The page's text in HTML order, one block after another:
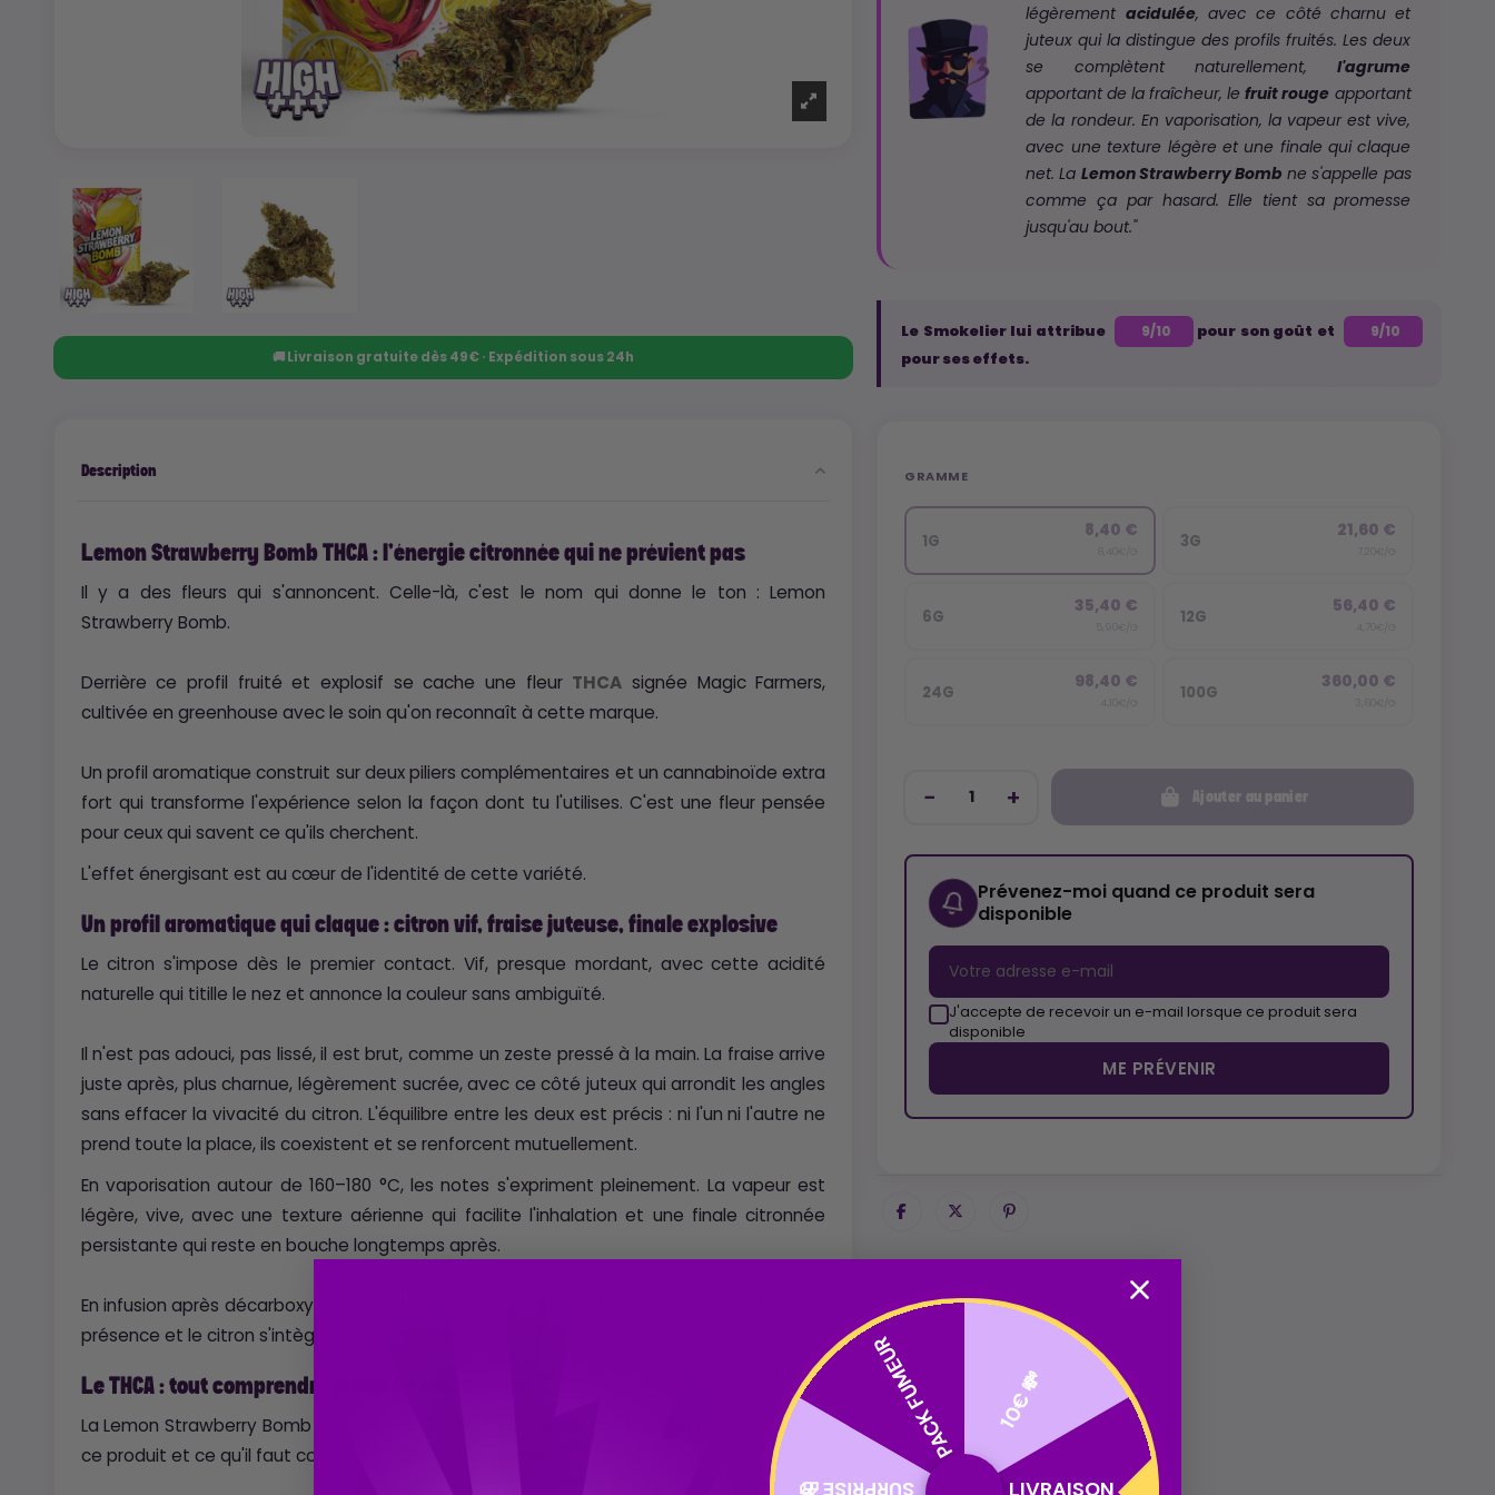
🚚 Livraison gratuite dès 49€ · Expédition sous 24h
Description
Lemon Strawberry Bomb THCA : l'énergie citronnée qui ne prévient pas
Il y a des fleurs qui s'annoncent. Celle-là, c'est le nom qui donne le ton : Lemon
Strawberry Bomb.
Derrière ce profil fruité et explosif se cache une fleur THCA signée Magic Farmers,
cultivée en greenhouse avec le soin qu'on reconnaît à cette marque.
Un profil aromatique construit sur deux piliers complémentaires et un cannabinoïde extra
fort qui transforme l'expérience selon la façon dont tu l'utilises. C'est une fleur pensée
pour ceux qui savent ce qu'ils cherchent.
L'effet énergisant est au cœur de l'identité de cette variété.
Un profil aromatique qui claque : citron vif, fraise juteuse, finale explosive
Le citron s'impose dès le premier contact. Vif, presque mordant, avec cette acidité
naturelle qui titille le nez et annonce la couleur sans ambiguïté.
Il n'est pas adouci, pas lissé, il est brut, comme un zeste pressé à la main. La fraise arrive
juste après, plus charnue, légèrement sucrée, avec ce côté juteux qui arrondit les angles
sans effacer la vivacité du citron. L'équilibre entre les deux est précis : ni l'un ni l'autre ne
prend toute la place, ils coexistent et se renforcent mutuellement.
En vaporisation autour de 160–180 °C, les notes s'expriment pleinement. La vapeur est
légère, vive, avec une texture aérienne qui facilite l'inhalation et une finale citronnée
persistante qui reste en bouche longtemps après.
En infusion après décarboxylation, le profil se fait plus doux, la fraise prend davantage de
présence et le citron s'intègre en fond discret.
Le THCA : tout comprendre avant de commencer
La Lemon Strawberry Bomb est une fleur THCA. C'est ce qui fait toute la particularité de
ce produit et ce qu'il faut comprendre avant de l'utiliser.
légèrement acidulée, avec ce côté charnu et
juteux qui la distingue des profils fruités. Les deux
se complètent naturellement,l'agrume
apportant de la fraîcheur, lefruit rouge apportant
de la rondeur. En vaporisation, la vapeur est vive,
avec une texture légère et une finale qui claque
net. La Lemon Strawberry Bomb ne s'appelle pas
comme ça par hasard. Elle tient sa promesse
jusqu'au bout."
Le Smokelier lui attribue 9/10 pour son goût et 9/10
pour ses effets.
GRAMME
1G 8,40 € 3G 21,60 €
6G 35,40 € 12G 56,40 €
24G 98,40 € 100G 360,00 €
Ajouter au panier
Prévenez-moi quand ce produit sera
disponible
J'accepte de recevoir un e-mail lorsque ce produit sera
disponible
ME PRÉVENIR
10€ 💸
LIVRAISON
SURPRISE 🎁
PACK FUMEUR